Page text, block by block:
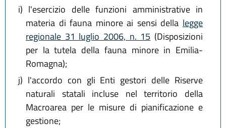
i) l'esercizio delle funzioni amministrative in
materia di fauna minore ai sensi della legge
regionale 31 luglio 2006, n. 15 (Disposizioni
per la tutela della fauna minore in Emilia-
Romagna);
j) l'accordo con gli Enti gestori delle Riserve
naturali statali incluse nel territorio della
Macroarea per le misure di pianificazione e
gestione;